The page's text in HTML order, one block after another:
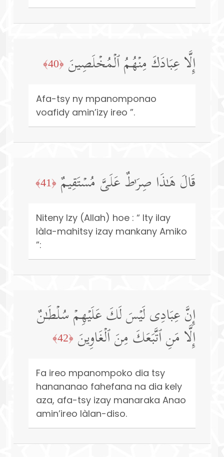
إِلَّا عِبَادَكَ مِنۡهُمُ ٱلۡمُخۡلَصِینَ ﴿40﴾
Afa-tsy ny mpanomponao
voafidy amin’izy ireo ”.
قَالَ هَـٰذَا صِرَ ٰ⁠طٌ عَلَیَّ مُسۡتَقِیمٌ ﴿41﴾
Niteny Izy (Allah) hoe : “ Ity ilay
làla-mahitsy izay mankany Amiko
”:
إِنَّ عِبَادِی لَیۡسَ لَكَ عَلَیۡهِمۡ سُلۡطَـٰنٌ
إِلَّا مَنِ ٱتَّبَعَكَ مِنَ ٱلۡغَاوِینَ ﴿42﴾
Fa ireo mpanompoko dia tsy
hanananao fahefana na dia kely
aza, afa-tsy izay manaraka Anao
amin’ireo làlan-diso.